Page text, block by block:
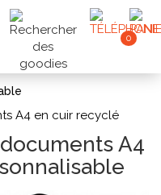
0
A4 en cuir recyclé
A4